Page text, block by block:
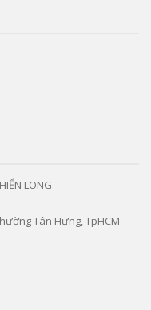
LONG
Tân Hưng, TpHCM